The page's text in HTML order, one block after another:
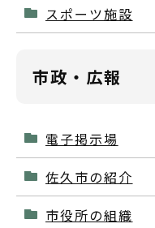
スポーツ施設
市政・広報
電子掲示場
佐久市の紹介
市役所の組織